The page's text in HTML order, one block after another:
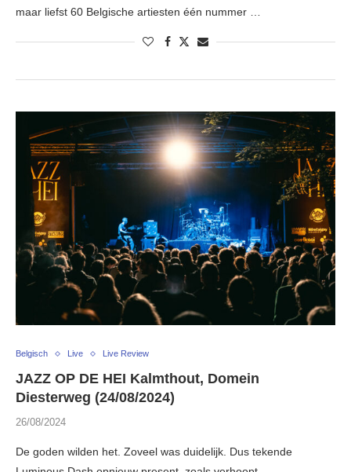
maar liefst 60 Belgische artiesten één nummer …
Belgisch Live Live Review
JAZZ OP DE HEI Kalmthout, Domein
Diesterweg (24/08/2024)
26/08/2024
De goden wilden het. Zoveel was duidelijk. Dus tekende